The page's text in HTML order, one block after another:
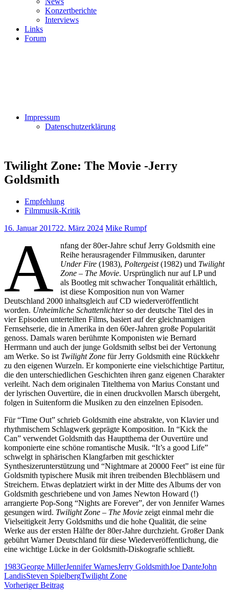
Konzertberichte
Interviews
Links
Forum
Impressum
Datenschutzerklärung
Twilight Zone: The Movie -Jerry
Goldsmith
Empfehlung
Filmmusik-Kritik
16. Januar 201722. März 2024 Mike Rumpf
A
nfang der 80er-Jahre schuf Jerry Goldsmith eine
Reihe herausragender Filmmusiken, darunter
Under Fire (1983), Poltergeist(1982) und Twilight
Zone – The Movie. Ursprünglich nur auf LP und
als Bootleg mit schwacher Tonqualität erhältlich,
ist diese Komposition nun von Warner
Deutschland 2000 inhaltsgleich auf CD wiederveröffentlicht
worden. Unheimliche Schattenlichterso der deutsche Titel des in
vier Episoden unterteilten Films, basiert auf der gleichnamigen
Fernsehserie, die in Amerika in den 60er-Jahren große Popularität
genoss. Damals waren berühmte Komponisten wie Bernard
Herrmann und auch der junge Goldsmith selbst bei der Vertonung
am Werke. So ist Twilight Zone für Jerry Goldsmith eine Rückkehr
zu den eigenen Wurzeln. Er komponierte eine vielschichtige Partitur,
die den unterschiedlichen Geschichten ihren ganz eigenen Charakter
verleiht. Nach dem originalen Titelthema von Marius Constant und
der lyrischen Ouvertüre, die in einen druckvollen Marsch übergeht,
folgen in Suitenform die Musiken zu den einzelnen Episoden.
Für “Time Out” schrieb Goldsmith eine abstrakte, von Klavier und
rhythmischem Schlagwerk geprägte Komposition. In “Kick the
Can” verwendet Goldsmith das Hauptthema der Ouvertüre und
komponierte eine schöne romantische Musik. “It’s a good Life”
schwelgt in sphärischen Klangfarben mit geschickter
Synthesizerunterstützung und “Nightmare at 20000 Feet” ist eine für
Goldsmith typischere Musik mit ihren treibenden Blechbläsern und
Streichern. Etwas deplatziert wirkt in der Mitte des Albums der von
Goldsmith geschriebene und von James Newton Howard (!)
arrangierte Pop-Song “Nights are Forever”, der von Jennifer Warnes
gesungen wird. Twilight Zone – The Movie zeigt einmal mehr die
Vielseitigkeit Jerry Goldsmiths und die hohe Qualität, die seine
Werke aus der ersten Hälfte der 80er-Jahre durchzieht. Großer Dank
gebührt Warner Deutschland für diese Wiederveröffentlichung, die
eine wichtige Lücke in der Goldsmith-Diskografie schließt.
Schlagwörter
1983George MillerJennifer WarnesJerry GoldsmithJoe DanteJohn
LandisSteven SpielbergTwilight Zone
Beitragsnavigation
Vorheriger Beitrag